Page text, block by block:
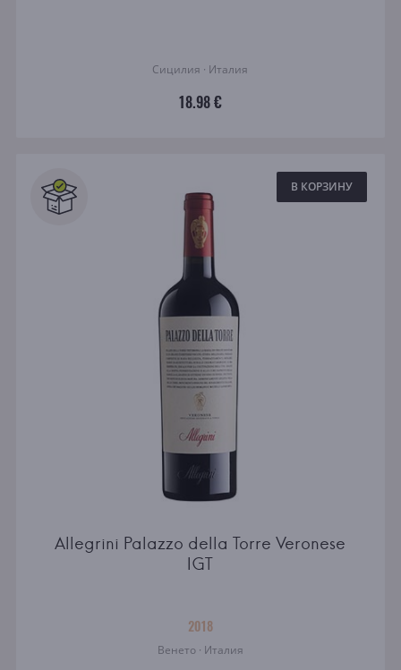
Сицилия · Италия
18.98 €
В КОРЗИНУ
Allegrini Palazzo della Torre Veronese
IGT
2018
Венето · Италия